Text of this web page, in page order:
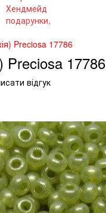
Preciosa 17786
Preciosa 17786
відгук